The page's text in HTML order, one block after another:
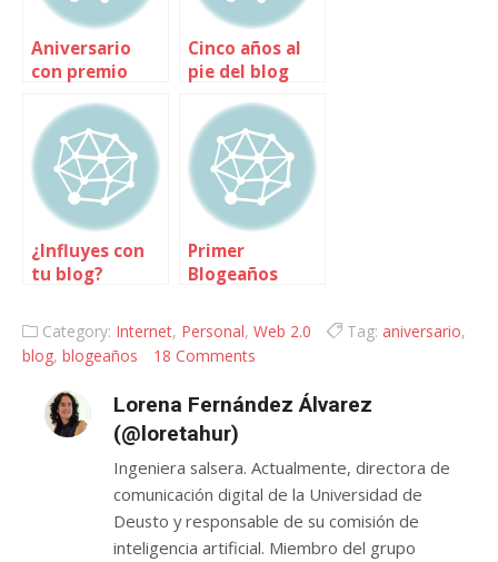
Aniversario
con premio
Cinco años al
pie del blog
¿Influyes con
tu blog?
Primer
Blogeaños
Category: Internet, Personal, Web 2.0 Tag: aniversario,
blog, blogeaños 18 Comments
Lorena Fernández Álvarez
(@loretahur)
Ingeniera salsera. Actualmente, directora de
comunicación digital de la Universidad de
Deusto y responsable de su comisión de
inteligencia artificial. Miembro del grupo